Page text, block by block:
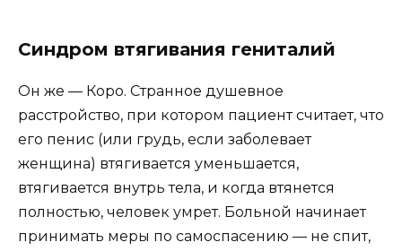
Синдром втягивания гениталий
Он же — Коро. Странное душевное
расстройство, при котором пациент считает, что
его пенис (или грудь, если заболевает
женщина) втягивается уменьшается,
втягивается внутрь тела, и когда втянется
полностью, человек умрет. Больной начинает
принимать меры по самоспасению — не спит,